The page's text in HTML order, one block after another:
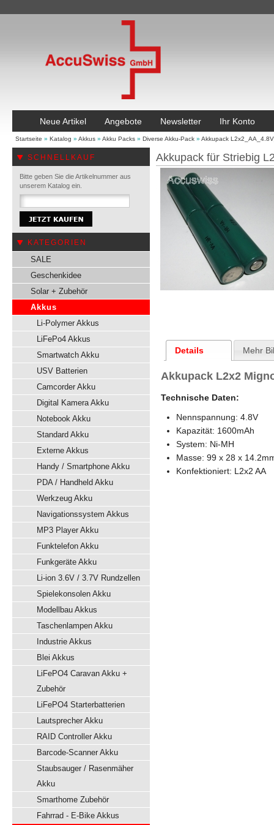
Neue Artikel Angebote Newsletter Ihr Konto
Startseite » Katalog » Akkus » Akku Packs » Diverse Akku-Pack » Akkupack
SCHNELLKAUF
Bitte geben Sie die Artikelnummer aus
unserem Katalog ein.
KATEGORIEN
SALE
Geschenkidee
Solar + Zubehör
Akkus
Li-Polymer Akkus
LiFePo4 Akkus
Smartwatch Akku
USV Batterien
Camcorder Akku
Digital Kamera Akku
Notebook Akku
Standard Akku
Externe Akkus
Handy / Smartphone Akku
PDA / Handheld Akku
Werkzeug Akku
Navigationssystem Akkus
MP3 Player Akku
Funktelefon Akku
Funkgeräte Akku
Li-ion 3.6V / 3.7V Rundzellen
Spielekonsolen Akku
Modellbau Akkus
Taschenlampen Akku
Industrie Akkus
Blei Akkus
LiFePO4 Caravan Akku +
Zubehör
LiFePO4 Starterbatterien
Lautsprecher Akku
RAID Controller Akku
Barcode-Scanner Akku
Staubsauger / Rasenmäher
Akku
Smarthome Zubehör
Fahrrad - E-Bike Akkus
Akkupack für Striebig
Details Mehr
Akkupack L2x2
Technische Daten:
Nennspannung: 4.8V
Kapazität: 1600mAh
System: Ni-MH
Masse: 99 x 28 x
Konfektioniert: L2x2 AA